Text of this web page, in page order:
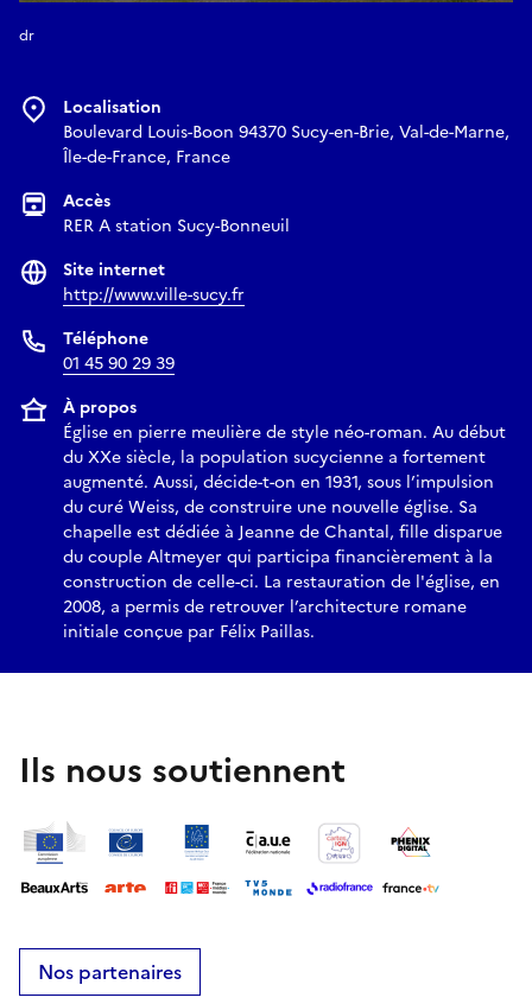
dr
Localisation
Boulevard Louis-Boon 94370 Sucy-en-Brie, Val-de-Marne,
Île-de-France, France
Accès
RER A station Sucy-Bonneuil
Site internet
http://www.ville-sucy.fr
Téléphone
01 45 90 29 39
À propos
Église en pierre meulière de style néo-roman. Au début
du XXe siècle, la population sucycienne a fortement
augmenté. Aussi, décide-t-on en 1931, sous l’impulsion
du curé Weiss, de construire une nouvelle église. Sa
chapelle est dédiée à Jeanne de Chantal, fille disparue
du couple Altmeyer qui participa financièrement à la
construction de celle-ci. La restauration de l'église, en
2008, a permis de retrouver l’architecture romane
initiale conçue par Félix Paillas.
Ils nous soutiennent
Nos partenaires